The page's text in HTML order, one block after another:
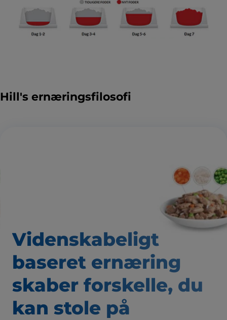
Hill's ernæringsfilosofi
Videnskabeligt
baseret ernæring
skaber forskelle, du
kan stole på